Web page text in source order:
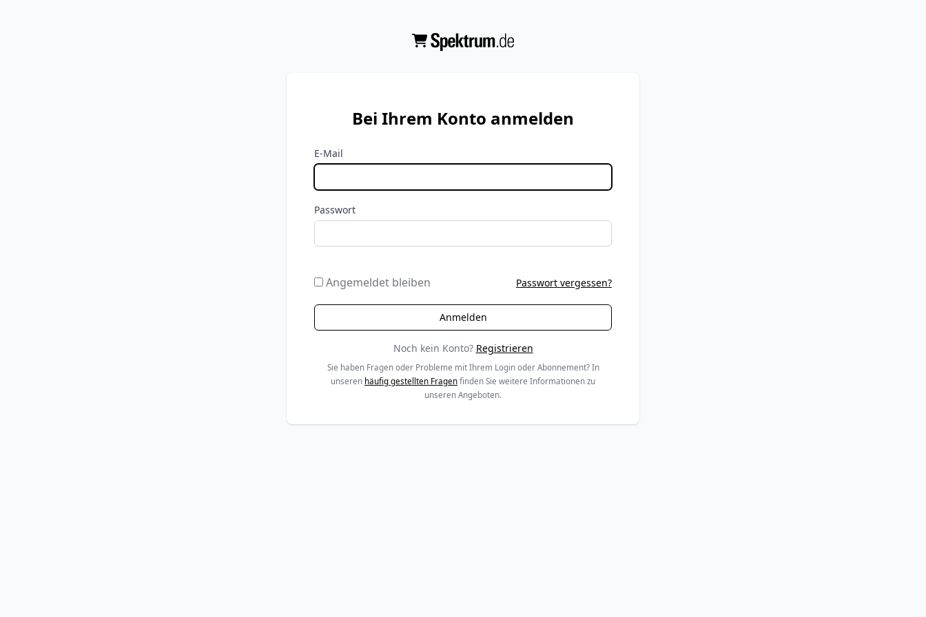
Bei Ihrem Konto anmelden
E-Mail
Passwort
Angemeldet bleiben Passwort vergessen?
Noch kein Konto? Registrieren
Sie haben Fragen oder Probleme mit Ihrem Login oder Abonnement? In
unseren häufig gestellten Fragen finden Sie weitere Informationen zu
unseren Angeboten.